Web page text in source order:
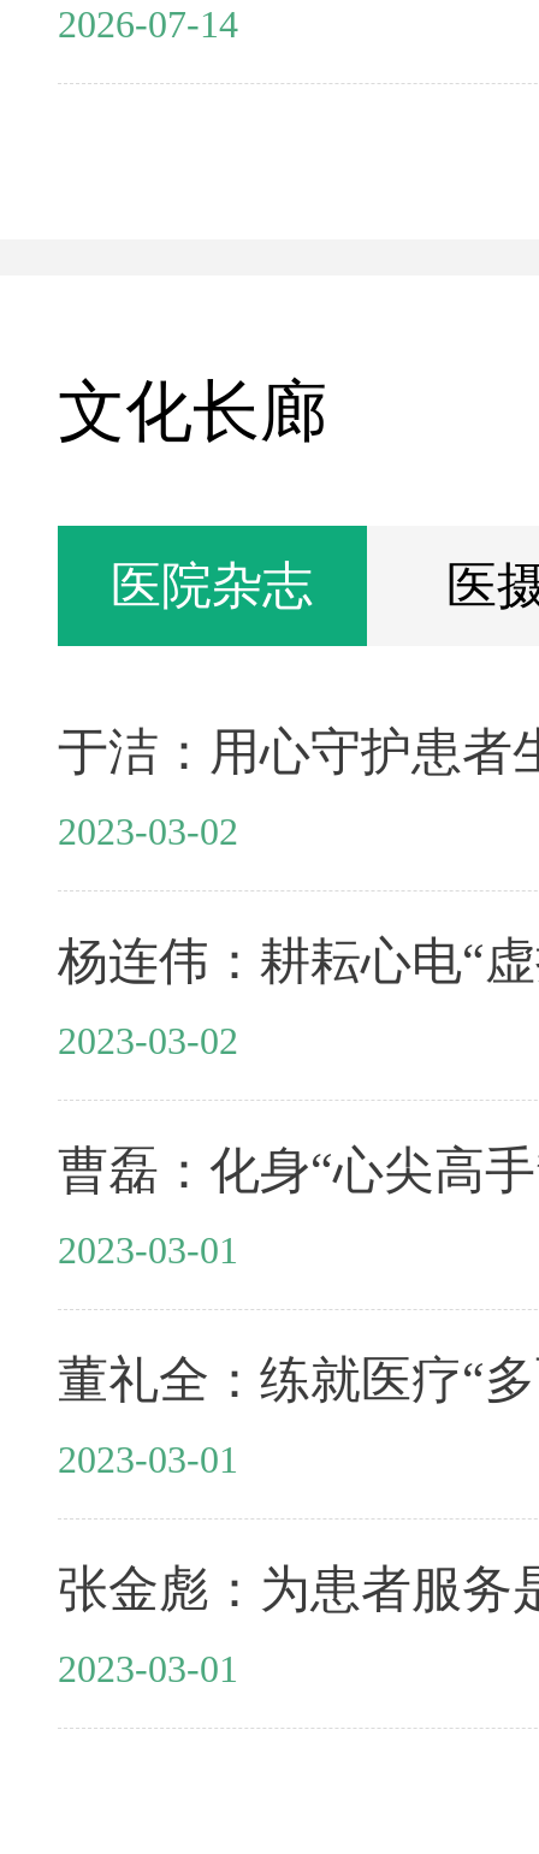
2026-07-14
文化长廊
医院杂志 医
于洁：用心守护患者
2023-03-02
杨连伟：耕耘心电“
2023-03-02
曹磊：化身“心尖高
2023-03-01
董礼全：练就医疗“
2023-03-01
张金彪：为患者服务
2023-03-01